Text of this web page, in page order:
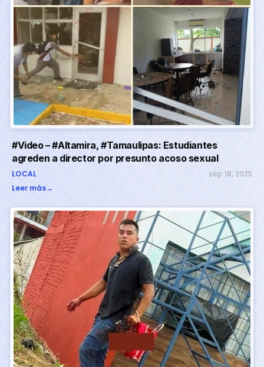
#Video – #Altamira, #Tamaulipas: Estudiantes
agreden a director por presunto acoso sexual
LOCAL sep 18, 2025
Leer más→